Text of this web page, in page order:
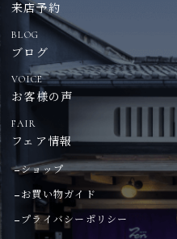
来店予約
BLOG
ブログ
VOICE
お客様の声
FAIR
フェア情報
ショップ
お買い物ガイド
プライバシーポリシー